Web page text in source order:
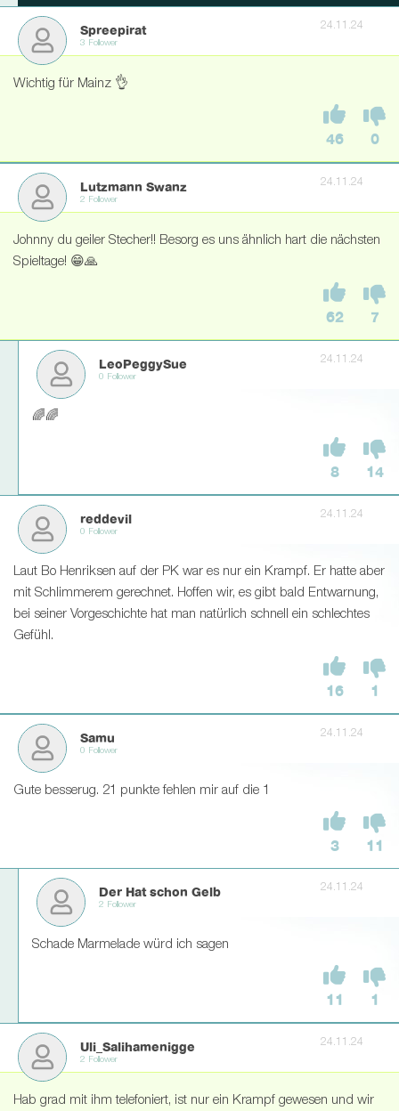
Spreepirat
3 Follower
24.11.24
Wichtig für Mainz 👌
46 0
Lutzmann Swanz
2 Follower
24.11.24
Johnny du geiler Stecher!! Besorg es uns ähnlich hart die nächsten
Spieltage! 😁🙏
62 7
LeoPeggySue
0 Follower
24.11.24
🌈🌈
8 14
reddevil
0 Follower
24.11.24
Laut Bo Henriksen auf der PK war es nur ein Krampf. Er hatte aber
mit Schlimmerem gerechnet. Hoffen wir, es gibt bald Entwarnung,
bei seiner Vorgeschichte hat man natürlich schnell ein schlechtes
Gefühl.
16 1
Samu
0 Follower
24.11.24
Gute besserug. 21 punkte fehlen mir auf die 1
3 11
Der Hat schon Gelb
2 Follower
24.11.24
Schade Marmelade würd ich sagen
11 1
Uli_Salihamenigge
2 Follower
24.11.24
Hab grad mit ihm telefoniert, ist nur ein Krampf gewesen und wir